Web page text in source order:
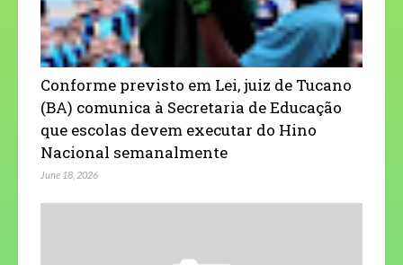
Conforme previsto em Lei, juiz de Tucano
(BA) comunica à Secretaria de Educação
que escolas devem executar do Hino
Nacional semanalmente
June 18, 2026